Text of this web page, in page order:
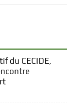
du CECIDE,